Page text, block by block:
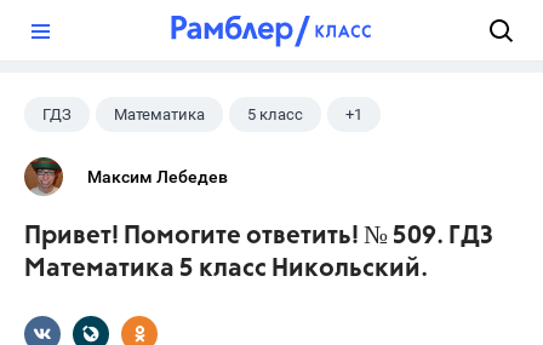
ГДЗ Математика 5 класс +1
Никольский С.М.
Максим Лебедев
Привет! Помогите ответить! № 509. ГДЗ
Математика 5 класс Никольский.